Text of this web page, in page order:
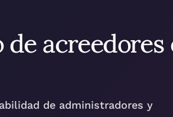
de administradores y